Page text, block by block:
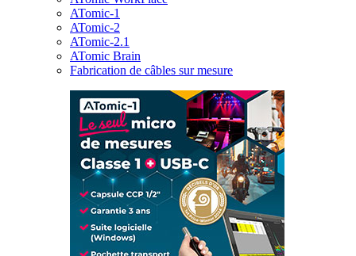
ATomic-1
ATomic-2
ATomic-2.1
ATomic Brain
Fabrication de câbles sur mesure